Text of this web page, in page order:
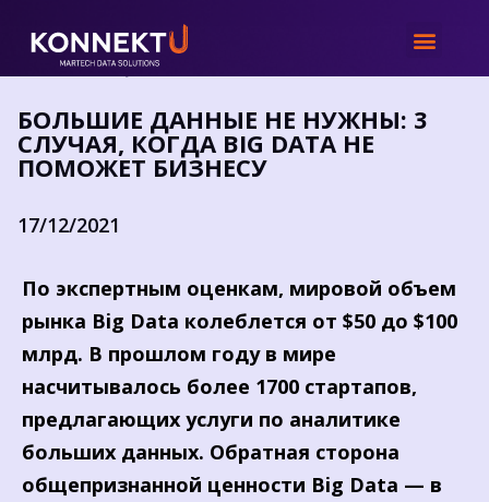
Новости/Большие данные не нужны: 3 случая, когда Big Data не
поможет бизнесу
БОЛЬШИЕ ДАННЫЕ НЕ НУЖНЫ: 3
СЛУЧАЯ, КОГДА BIG DATA НЕ
ПОМОЖЕТ БИЗНЕСУ
17/12/2021
По экспертным оценкам, мировой объем
рынка Big Data колеблется от $50 до $100
млрд. В прошлом году в мире
насчитывалось более 1700 стартапов,
предлагающих услуги по аналитике
больших данных. Обратная сторона
общепризнанной ценности Big Data — в